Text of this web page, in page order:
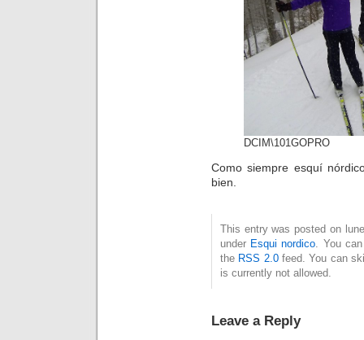
DCIM\101GOPRO
Como siempre esquí
bien.
This entry was posted on
under Esqui nordico. You
the RSS 2.0feed. You can
is currently not allowed.
Leave a Reply